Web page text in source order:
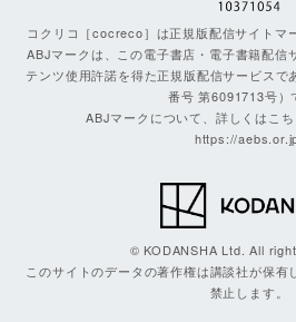
コクリコ［cocreco］は正規版配信サイトマ
ABJマークは、この電子書店・電子書籍配信
テンツ使用許諾を得た正規版配信サービスで
番号 第6091713号）
ABJマークについて、詳しくはこち
https://
© KODANSHA Ltd. All
このサイトのデータの著作権は講談社が保有
禁止します。